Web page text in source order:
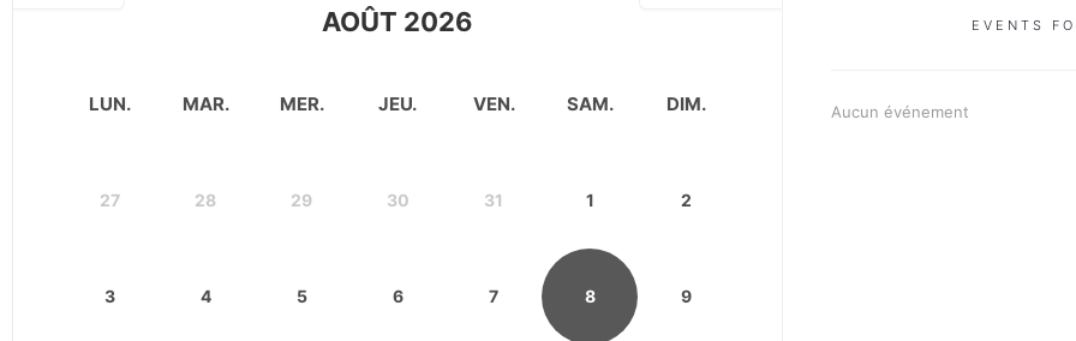
AOÛT 2026
LUN. MAR. MER. JEU. VEN. SAM. DIM.
27 28 29 30 31 1 2
3 4 5 6 7 8 9
EVENTS
Aucun événement